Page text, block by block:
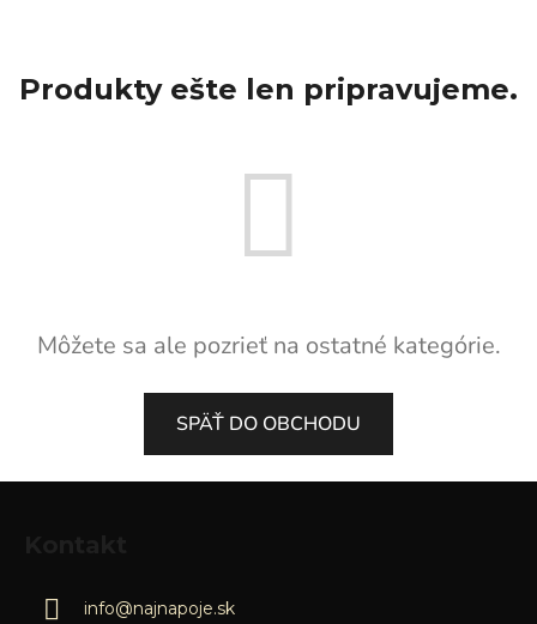
Produkty ešte len pripravujeme.
Môžete sa ale pozrieť na ostatné kategórie.
SPÄŤ DO OBCHODU
info@najnapoje.sk